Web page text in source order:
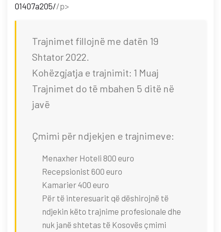
01407a205//p>
Trajnimet fillojnë me datën 19
Shtator 2022.
Kohëzgjatja e trajnimit: 1 Muaj
Trajnimet do të mbahen 5 ditë në
javë
Çmimi për ndjekjen e trajnimeve:
Menaxher Hoteli 800 euro
Recepsionist 600 euro
Kamarier 400 euro
Për të interesuarit që dëshirojnë të
ndjekin këto trajnime profesionale dhe
nuk janë shtetas të Kosovës çmimi